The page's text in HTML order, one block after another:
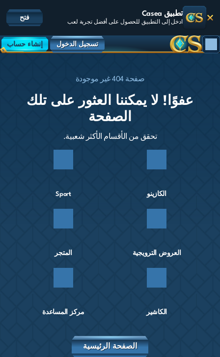
تطبيق Casea
ادخل إلى التطبيق للحصول على أفضل تجربة لعب
فتح
تسجيل الدخول إنشاء حساب
صفحة 404 غير موجودة
عفوًا! لا يمكننا العثور على تلك
الصفحة
تحقق من الأقسام الأكثر شعبية.
الكازينو Sport
العروض الترويجية المتجر
الكاشير مركز المساعدة
الصفحة الرئيسية